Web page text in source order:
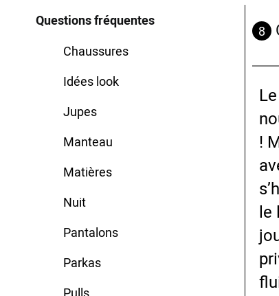
Questions fréquentes
Chaussures
Idées look
Jupes
Manteau
Matières
Nuit
Pantalons
Parkas
Pulls
8
!
le